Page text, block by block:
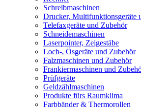
Schreibmaschinen
Drucker, Multifunktionsgeräte
Telefaxgeräte und Zubehör
Schneidemaschinen
Laserpointer, Zeigestäbe
Loch-, Ösgeräte und Zubehör
Falzmaschinen und Zubehör
Frankiermaschinen und
Prüfgeräte
Geldzählmaschinen
Produkte fürs Raumklima
Farbbänder & Thermorollen